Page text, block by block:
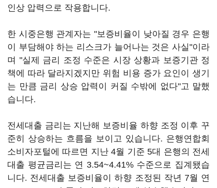
인상 압력으로 작용합니다.
한 시중은행 관계자는 "보증비율이 낮아질 경우 은행
이 부담해야 하는 리스크가 늘어나는 것은 사실"이라
며 "실제 금리 조정 수준은 시장 상황과 보증기관 정
책에 따라 달라지겠지만 위험 비용 증가 요인이 생기
는 만큼 금리 상승 압력이 커질 수밖에 없다"고 말했
습니다.
전세대출 금리는 지난해 보증비율 하향 조정 이후 꾸
준히 상승하는 흐름을 보이고 있습니다. 은행연합회
소비자포털에 따르면 지난 4월 기준 5대 은행의 전세
대출 평균금리는 연 3.54~4.41% 수준으로 집계됐습
니다. 전세대출 보증비율이 하향 조정된 작년 7월 연